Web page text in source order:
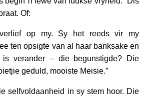
Of:
op my. Sy het reeds vir my
ten opsigte van al haar banksake en
is verander – die begunstigde? Die
geduld, mooiste Meisie.”
selfvoldaanheid in sy stem hoor. Die